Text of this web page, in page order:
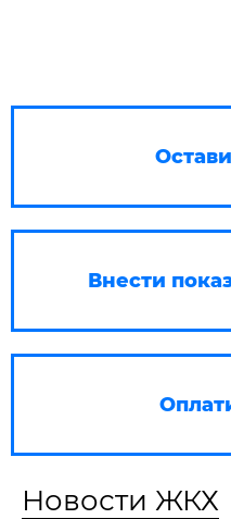
Внести
Новости ЖКХ